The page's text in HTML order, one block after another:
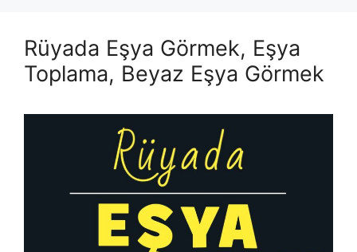
Rüyada Eşya Görmek, Eşya
Toplama, Beyaz Eşya Görmek